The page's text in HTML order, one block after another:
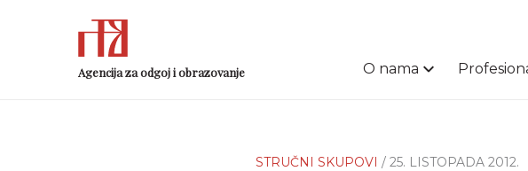
Agencija za odgoj i obrazovanje O nama
STRUČNI SKUPOVI / 25. LISTOPADA 2012.